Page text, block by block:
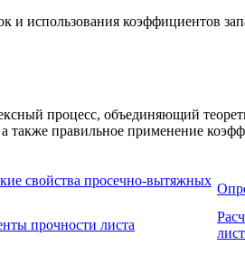
и использования коэффициентов
процесс, объединяющий
правильное применение
свойства просечно-вытяжных
прочности листа